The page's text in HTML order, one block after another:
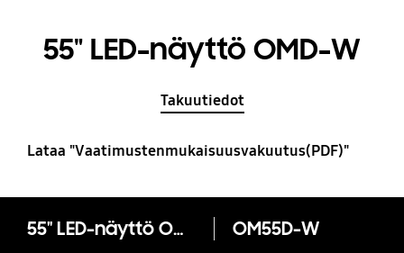
55" LED-näyttö OMD-W
Takuutiedot
Lataa "Vaatimustenmukaisuusvakuutus(PDF)"
55" LED-näyttö OMD-W OM55D-W